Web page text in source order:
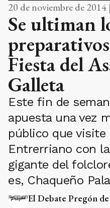
20 de noviembre de 2014
Se ultiman
Fiesta del
Galleta
Este fin de
apuesta una vez
público que visite
Entrerriano con
gigante del
es, Chaqueño
El Debate Pregón